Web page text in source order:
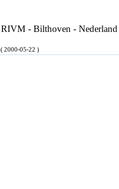
RIVM - Bilthoven -
( 2000-05-22 )